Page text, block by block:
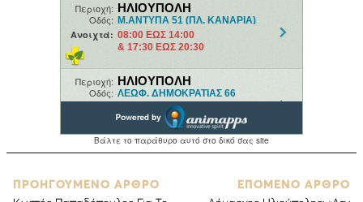
ΠΡΟΗΓΟΥΜΕΝΟ ΑΡΘΡΟ
ΕΠΟΜΕΝΟ ΑΡΘΡΟ